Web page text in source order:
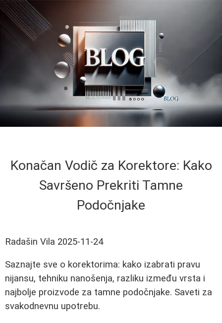
Konačan Vodič za Korektore: Kako
Savršeno Prekriti Tamne
Podočnjake
Radašin Vila 2025-11-24
Saznajte sve o korektorima: kako izabrati pravu
nijansu, tehniku nanošenja, razliku između vrsta i
najbolje proizvode za tamne podočnjake. Saveti za
svakodnevnu upotrebu.